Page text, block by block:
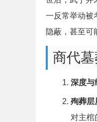
一反常举动被
隐蔽，甚至可
商代墓
深度与
殉葬层
对主棺